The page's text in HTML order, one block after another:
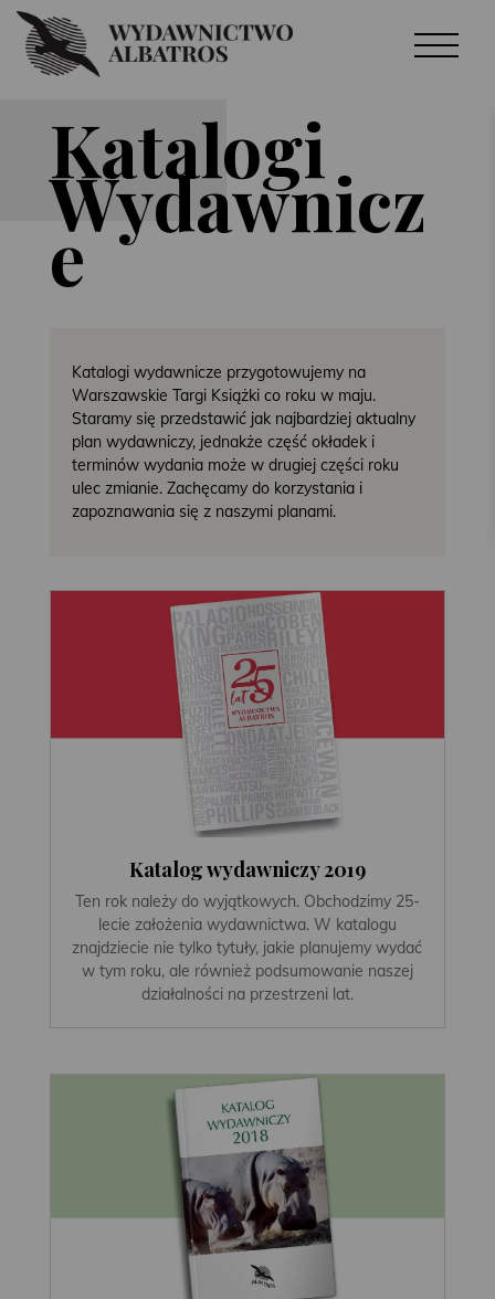
Katalogi
Wydawnicz
e
Katalogi wydawnicze przygotowujemy na
Warszawskie Targi Książki co roku w maju.
Staramy się przedstawić jak najbardziej aktualny
plan wydawniczy, jednakże część okładek i
terminów wydania może w drugiej części roku
ulec zmianie. Zachęcamy do korzystania i
zapoznawania się z naszymi planami.
Katalog wydawniczy 2019
Ten rok należy do wyjątkowych. Obchodzimy 25-
lecie założenia wydawnictwa. W katalogu
znajdziecie nie tylko tytuły, jakie planujemy wydać
w tym roku, ale również podsumowanie naszej
działalności na przestrzeni lat.